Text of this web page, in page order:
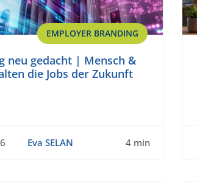
EMPLOYER BRANDING
neu gedacht | Mensch &
die Jobs der Zukunft
Eva SELAN 4 min